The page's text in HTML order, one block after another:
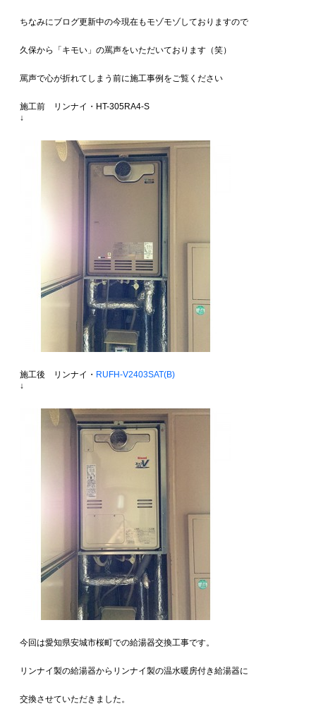
ちなみにブログ更新中の今現在もモゾモゾしておりますので
久保から「キモい」の罵声をいただいております（笑）
罵声で心が折れてしまう前に施工事例をご覧ください
施工前 リンナイ・HT-305RA4-S
↓
施工後 リンナイ・ RUFH-V2403SAT(B)
↓
今回は愛知県安城市桜町での給湯器交換工事です。
リンナイ製の給湯器からリンナイ製の温水暖房付き給湯器に
交換させていただきました。